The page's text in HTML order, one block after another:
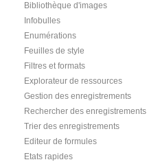
Bibliothèque d'images
Infobulles
Enumérations
Feuilles de style
Filtres et formats
Explorateur de ressources
Gestion des enregistrements
Rechercher des enregistrements
Trier des enregistrements
Editeur de formules
Etats rapides